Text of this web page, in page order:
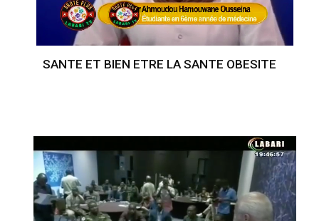
SANTE ET BIEN ETRE LA SANTE OBESITE